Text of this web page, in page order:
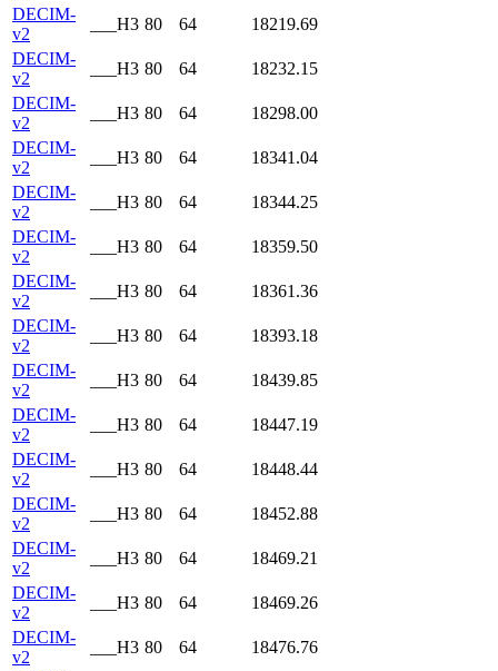
DECIM-
v2
___H3 80 64
18219.69
DECIM-
v2
___H3 80 64
18232.15
DECIM-
v2
___H3 80 64
18298.00
DECIM-
v2
___H3 80 64
18341.04
DECIM-
v2
___H3 80 64
18344.25
DECIM-
v2
___H3 80 64
18359.50
DECIM-
v2
___H3 80 64
18361.36
DECIM-
v2
___H3 80 64
18393.18
DECIM-
v2
___H3 80 64
18439.85
DECIM-
v2
___H3 80 64
18447.19
DECIM-
v2
___H3 80 64
18448.44
DECIM-
v2
___H3 80 64
18452.88
DECIM-
v2
___H3 80 64
18469.21
DECIM-
v2
___H3 80 64
18469.26
DECIM-
v2
___H3 80 64
18476.76